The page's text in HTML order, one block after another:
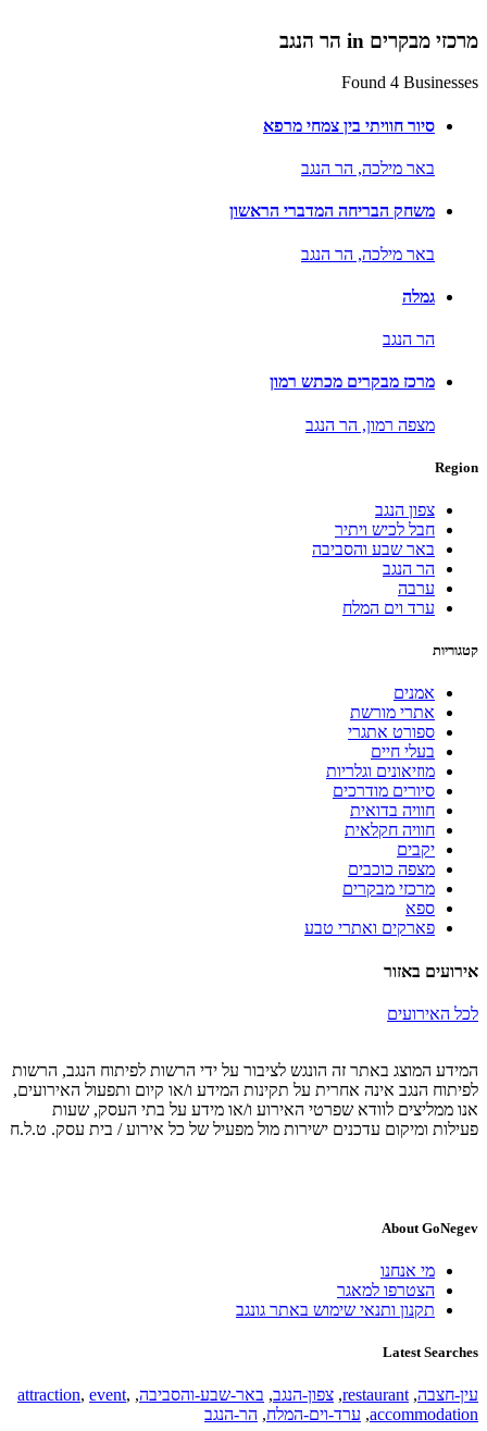
מרכזי מבקרים in הר הנגב
Found 4 Businesses
סיור חוויתי בין צמחי מרפא
באר מילכה, הר הנגב
משחק הבריחה המדברי הראשון
באר מילכה, הר הנגב
גמלה
הר הנגב
מרכז מבקרים מכתש רמון
מצפה רמון, הר הנגב
Region
צפון הנגב
חבל לכיש ויתיר
באר שבע והסביבה
הר הנגב
ערבה
ערד וים המלח
קטגוריות
אמנים
אתרי מורשת
ספורט אתגרי
בעלי חיים
מוזיאונים וגלריות
סיורים מודרכים
חוויה בדואית
חוויה חקלאית
יקבים
מצפה כוכבים
מרכזי מבקרים
ספא
פארקים ואתרי טבע
אירועים באזור
לכל האירועים
המידע המוצג באתר זה הונגש לציבור על ידי הרשות לפיתוח הנגב, הרשות
לפיתוח הנגב אינה אחרית על תקינות המידע ו/או קיום ותפעול האירועים,
אנו ממליצים לוודא שפרטי האירוע ו/או מידע על בתי העסק, שעות
פעילות ומיקום עדכנים ישירות מול מפעיל של כל אירוע / בית עסק. ט.ל.ח
About GoNegev
מי אנחנו
הצטרפו למאגר
תקנון ותנאי שימוש באתר גונגב
Latest Searches
עין-חצבה,
restaurant
, צפון-הנגב, באר-שבע-והסביבה,
attraction, event,
accommodation
, ערד-וים-המלח, הר-הנגב